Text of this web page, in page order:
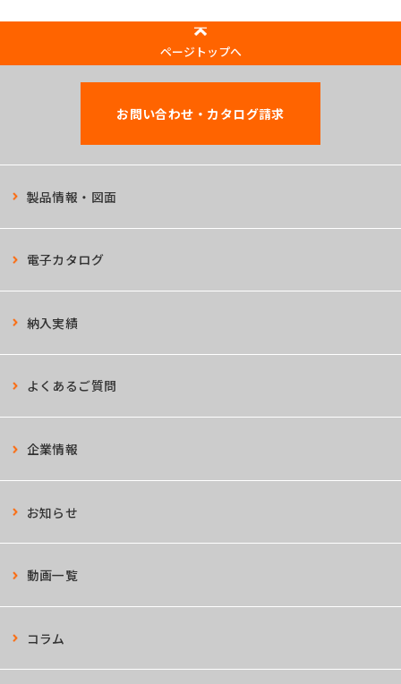
ページトップへ
製品情報・図面
電子カタログ
納入実績
よくあるご質問
お問い合わせ・カタログ請求
企業情報
お知らせ
動画一覧
コラム